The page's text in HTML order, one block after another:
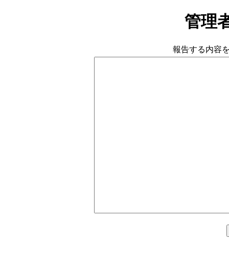
管理
報告する内容